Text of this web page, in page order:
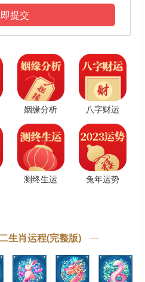
的感情运
，容易从自己身边的亲人以及朋友
然在一开始的时候会产生抗拒的心
感情，之后如果没有出现原则性的
命好不好,1987属兔人是什么样的
提交
姻缘分析 八字财运
测终生运 兔年运势
生肖运程(完整版)